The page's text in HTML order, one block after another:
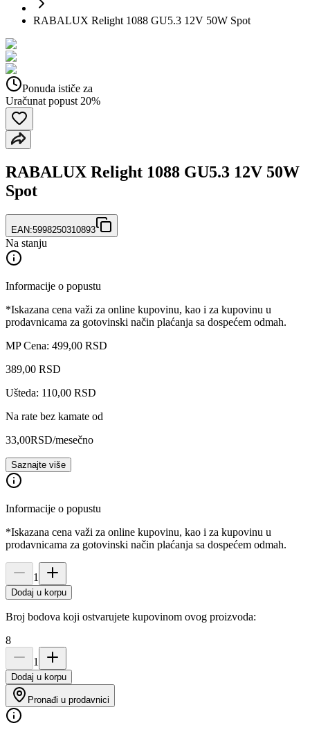
RABALUX Relight 1088 GU5.3 12V 50W Spot
Ponuda ističe za
Uračunat popust 20%
RABALUX Relight 1088 GU5.3 12V 50W
Spot
EAN:5998250310893
Na stanju
Informacije o popustu
*Iskazana cena važi za online kupovinu, kao i za kupovinu u
prodavnicama za gotovinski način plaćanja sa dospećem odmah.
MP Cena: 499,00 RSD
389,00 RSD
Ušteda: 110,00 RSD
Na rate bez kamate od
33,00RSD/mesečno
Saznajte više
Informacije o popustu
*Iskazana cena važi za online kupovinu, kao i za kupovinu u
prodavnicama za gotovinski način plaćanja sa dospećem odmah.
1
Dodaj u korpu
Broj bodova koji ostvarujete kupovinom ovog proizvoda:
8
1
Dodaj u korpu
Pronađi u prodavnici